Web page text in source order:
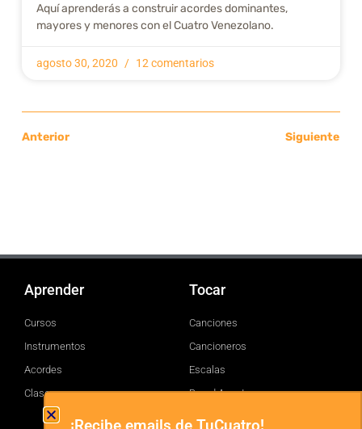
Aquí aprenderás a construir acordes dominantes,
mayores y menores con el Cuatro Venezolano.
agosto 30, 2020 12 comentarios
Anterior Siguiente
Aprender
Cursos
Instrumentos
Acordes
Clases
Tocar
Canciones
Cancioneros
Escalas
Brand Assets